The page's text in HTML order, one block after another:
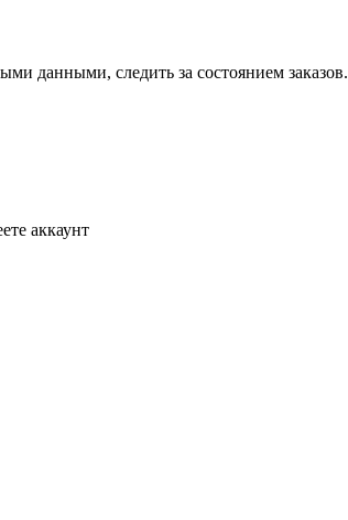
данными, следить за состоянием заказов.
аккаунт